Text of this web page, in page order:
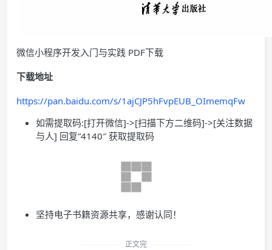
微信小程序开发入门与实践 PDF下载
下载地址
https://pan.baidu.com/s/1ajCJP5hFvpEUB_OImemqFw
如需提取码:[打开微信]->[扫描下方二维码]->[关注数据
与人] 回复”4140″ 获取提取码
坚持电子书籍资源共享，感谢认同！
正文完